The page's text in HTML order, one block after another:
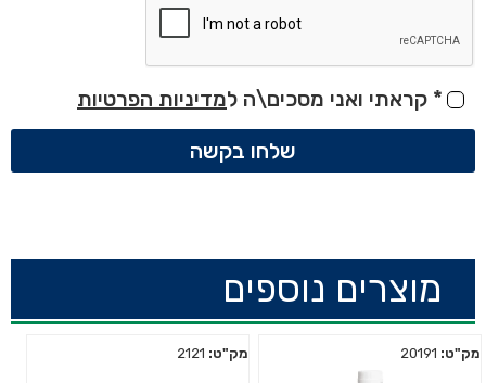
* קראתי ואני מסכים\ה למדיניות הפרטיות
שלחו בקשה
מוצרים נוספים
מק"ט: מק"ט: